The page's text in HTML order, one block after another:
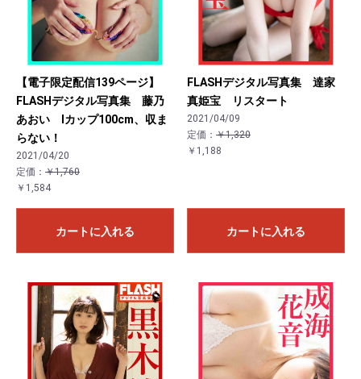
【電子限定配信139ページ】
FLASHデジタル写真集 藤乃
あおい Iカップ100cm、収ま
らない！
2021/04/20
定価： ￥1,760
￥1,584
カートに入れる
FLASHデジタル写真集 達家
真姫宝 リスタート
2021/04/09
定価： ￥1,320
￥1,188
カートに入れる